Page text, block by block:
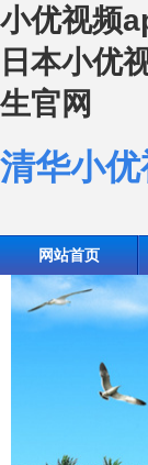
小优视频
日本小优
生官网
清华小
网站首页